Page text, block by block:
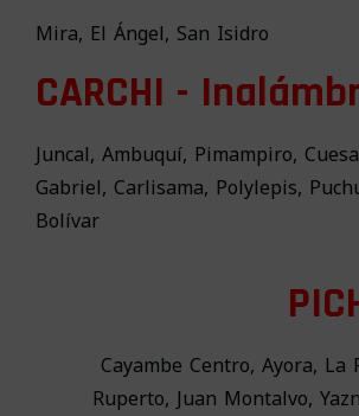
Mira, El Ángel, San Isidro
CARCHI -
Juncal, Ambuquí, Pimampiro,
Gabriel, Carlisama, Polylepis,
Bolívar
Cayambe Centro, Ayora, La
Ruperto, Juan Montalvo,